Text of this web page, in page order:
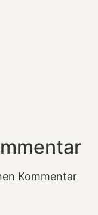
Kommentar